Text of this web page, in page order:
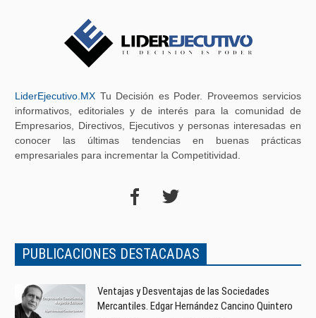
LiderEjecutivo.MX Tu Decisión es Poder. Proveemos servicios
informativos, editoriales y de interés para la comunidad de
Empresarios, Directivos, Ejecutivos y personas interesadas en
conocer las últimas tendencias en buenas prácticas
empresariales para incrementar la Competitividad.
PUBLICACIONES DESTACADAS
Ventajas y Desventajas de las Sociedades
Mercantiles. Edgar Hernández Cancino Quintero